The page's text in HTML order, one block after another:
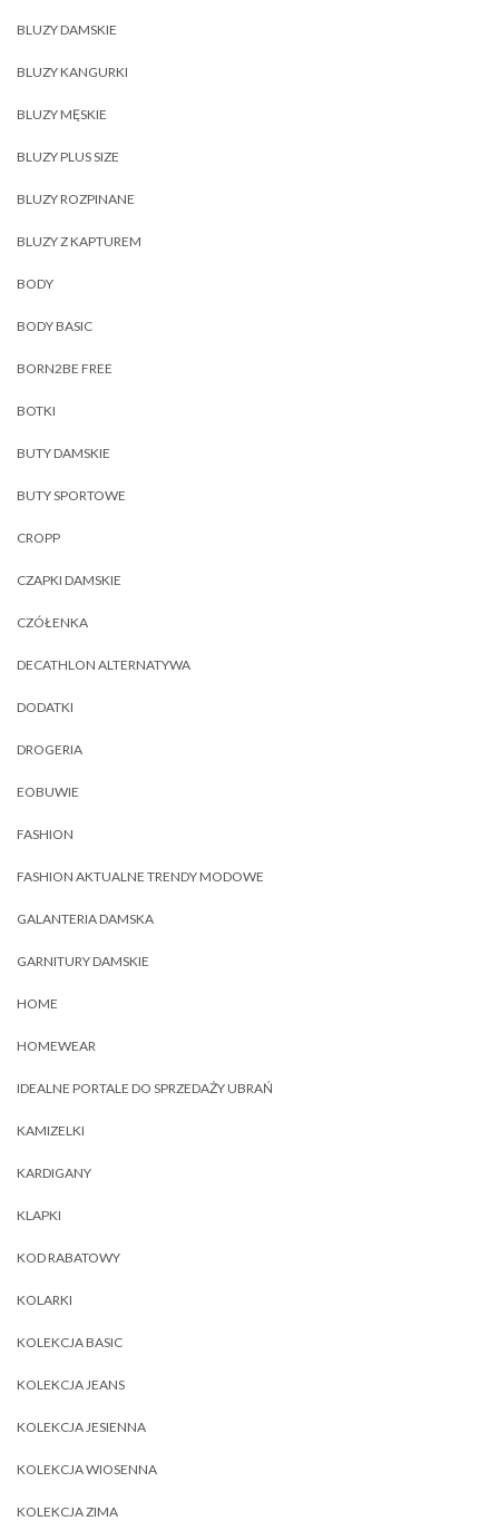
BLUZY DAMSKIE
BLUZY KANGURKI
BLUZY MĘSKIE
BLUZY PLUS SIZE
BLUZY ROZPINANE
BLUZY Z KAPTUREM
BODY
BODY BASIC
BORN2BE FREE
BOTKI
BUTY DAMSKIE
BUTY SPORTOWE
CROPP
CZAPKI DAMSKIE
CZÓŁENKA
DECATHLON ALTERNATYWA
DODATKI
DROGERIA
EOBUWIE
FASHION
FASHION AKTUALNE TRENDY MODOWE
GALANTERIA DAMSKA
GARNITURY DAMSKIE
HOME
HOMEWEAR
IDEALNE PORTALE DO SPRZEDAŻY UBRAŃ
KAMIZELKI
KARDIGANY
KLAPKI
KOD RABATOWY
KOLARKI
KOLEKCJA BASIC
KOLEKCJA JEANS
KOLEKCJA JESIENNA
KOLEKCJA WIOSENNA
KOLEKCJA ZIMA